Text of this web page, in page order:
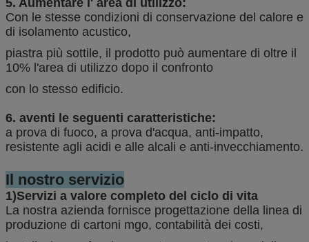
Con le stesse condizioni di conservazione del calore e
di isolamento acustico,
piastra più sottile, il prodotto può aumentare di oltre il
10% l'area di utilizzo dopo il confronto
con lo stesso edificio.
6. aventi le seguenti caratteristiche:
a prova di fuoco, a prova d'acqua, anti-impatto,
resistente agli acidi e alle alcali e anti-invecchiamento.
Il nostro servizio
1)Servizi a valore completo del ciclo di vita
La nostra azienda fornisce progettazione della linea di
produzione di cartoni mgo, contabilità dei costi,